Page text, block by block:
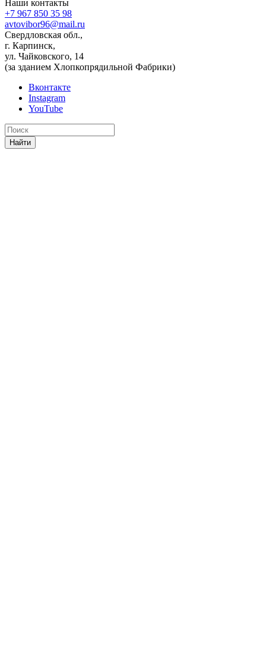
Наши контакты
+7 967 850 35 98
avtovibor96@mail.ru
Свердловская обл.,
г. Карпинск,
ул. Чайковского, 14
(за зданием Хлопкопрядильной Фабрики)
Вконтакте
Instagram
YouTube
Найти